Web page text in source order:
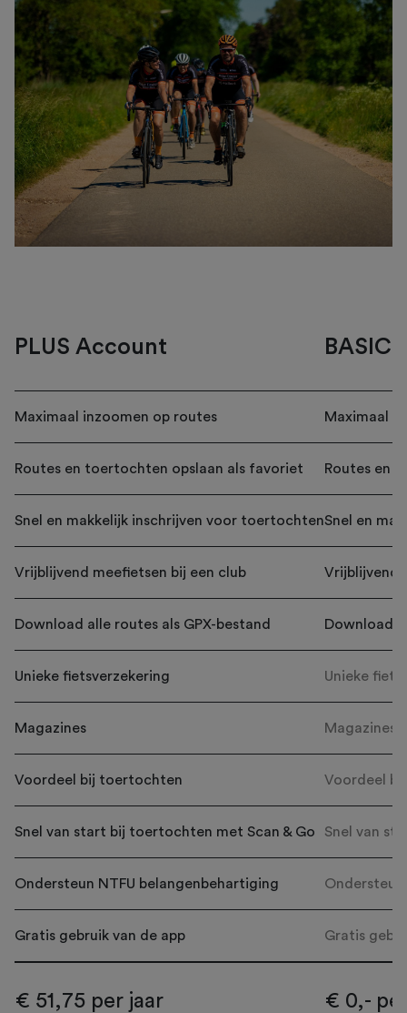
PLUS Account
Maximaal inzoomen op routes
Routes en toertochten opslaan als favoriet
Snel en makkelijk inschrijven voor toertochten
Vrijblijvend meefietsen bij een club
Download alle routes als GPX-bestand
Unieke fietsverzekering
Magazines
Voordeel bij toertochten
Snel van start bij toertochten met Scan & Go
Ondersteun NTFU belangenbehartiging
Gratis gebruik van de app
€ 51,75 per jaar
BASIC
Maximaal
Routes en
Snel en
Vrijblijvend
Download
Unieke
Magazines
Voordeel
Snel van
Gratis
€ 0,-